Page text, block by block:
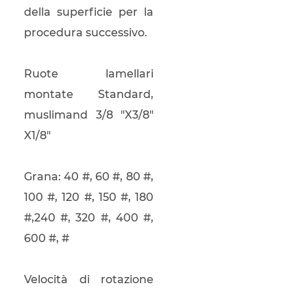
della superficie per la
procedura successivo.
Ruote lamellari
montate Standard,
muslimand 3/8 "X3/8"
X1/8"
Grana: 40 #, 60 #, 80 #,
100 #, 120 #, 150 #, 180
#,240 #, 320 #, 400 #,
600 #, #
Velocità di rotazione